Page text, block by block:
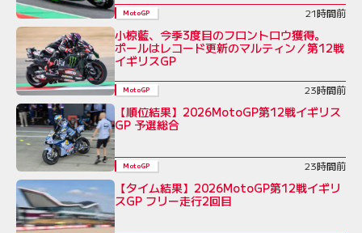
MotoGP 21時間前
小椋藍、今季3度目のフロントロウ獲得。
ポールはレコード更新のマルティン／第12戦
イギリスGP
MotoGP 23時間前
【順位結果】2026MotoGP第12戦イギリス
GP 予選総合
MotoGP 23時間前
【タイム結果】2026MotoGP第12戦イギリ
スGP フリー走行2回目